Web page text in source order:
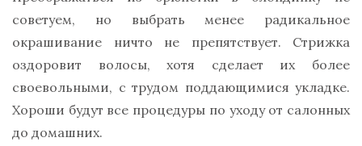
советуем, но выбрать менее радикальное
окрашивание ничто не препятствует. Стрижка
оздоровит волосы, хотя сделает их более
своевольными, с трудом поддающимися укладке.
Хороши будут все процедуры по уходу от салонных
до домашних.